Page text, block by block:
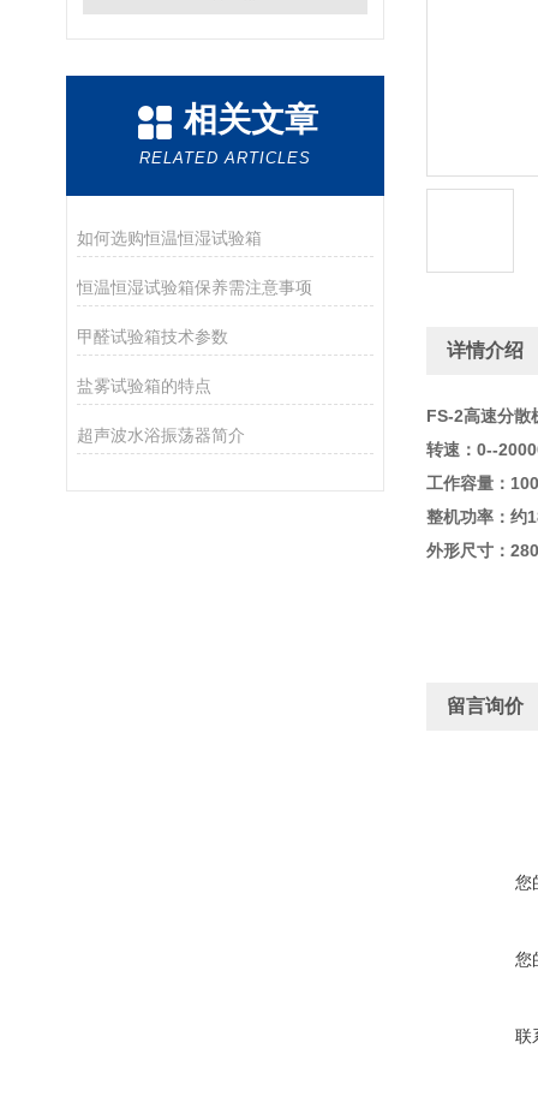
相关文章
RELATED ARTICLES
如何选购恒温恒湿试验箱
恒温恒湿试验箱保养需注意事项
甲醛试验箱技术参数
盐雾试验箱的特点
超声波水浴振荡器简介
详情介绍
FS-2高速分散
转速：0--
工作容量：
整机功率：约
外形尺寸：
留言询价
您
您
联